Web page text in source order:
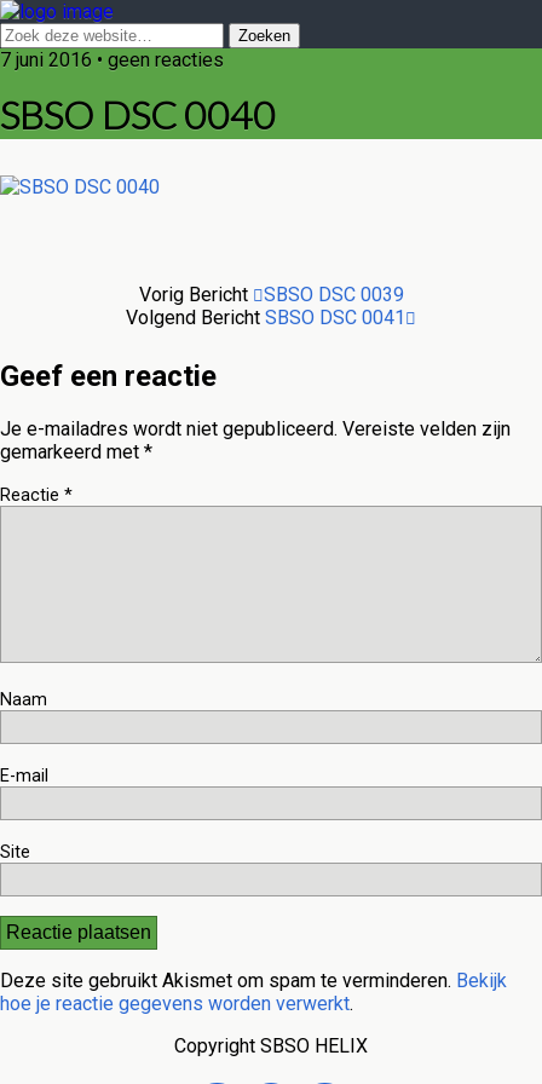
7 juni 2016 • geen reacties
SBSO DSC 0040
Vorig Bericht
SBSO DSC 0039
Volgend Bericht SBSO DSC 0041
Geef een reactie
Je e-mailadres wordt niet gepubliceerd. Vereiste velden zijn
gemarkeerd met *
Reactie *
Naam
E-mail
Site
Deze site gebruikt Akismet om spam te verminderen. Bekijk
hoe je reactie gegevens worden verwerkt.
Copyright SBSO HELIX